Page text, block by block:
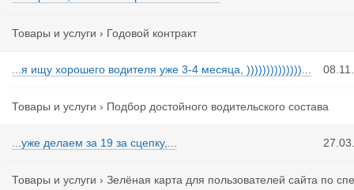
Товары и услуги › Годовой контракт
...я ищу хорошего водителя уже 3-4 месяца, ))))))))))))))...
Товары и услуги › Подбор достойного водительского состава
...уже делаем за 19 за сцепку,...
Товары и услуги › Зелёная карта для пользователей сайта по